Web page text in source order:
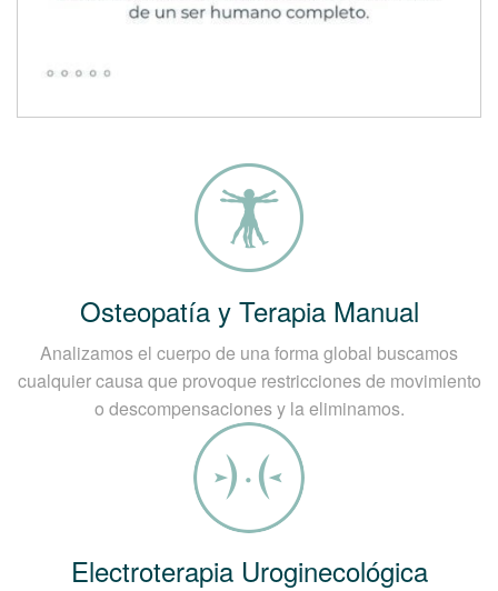
Osteopatía y Terapia Manual
Analizamos el cuerpo de una forma global buscamos
cualquier causa que provoque restricciones de movimiento
o descompensaciones y la eliminamos.
Electroterapia Uroginecológica